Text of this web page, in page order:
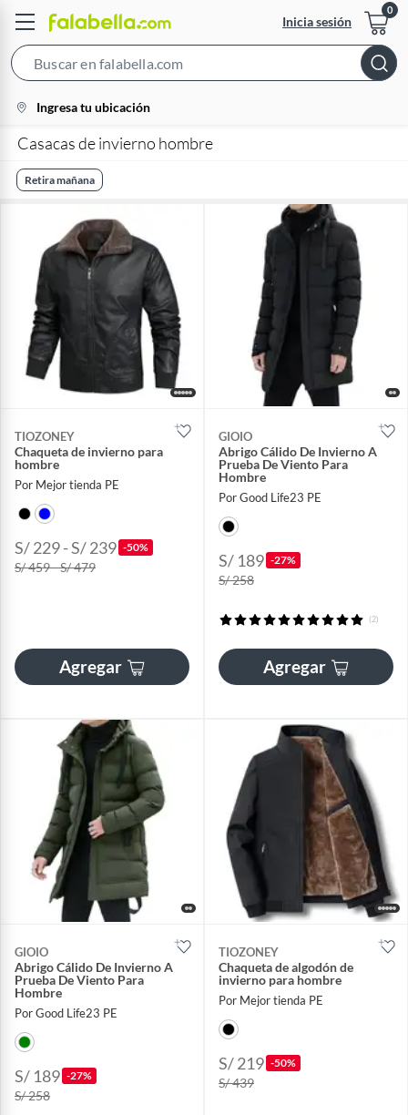
Inicia sesión
Bar
location-
icon
Ingresa tu ubicación
Casacas de invierno hombre
Retira mañana
TIOZONEY
Chaqueta de invierno para
hombre
Por Mejor tienda PE
S/ 229 - S/ 239 -50%
S/ 459 - S/ 479
Agregar
GIOIO
Abrigo Cálido De Invierno A
Prueba De Viento Para
Hombre
Por Good Life23 PE
S/ 189 -27%
S/ 258
(2)
Agregar
GIOIO
Abrigo Cálido De Invierno A
Prueba De Viento Para
Hombre
Por Good Life23 PE
S/ 189 -27%
S/ 258
TIOZONEY
Chaqueta de algodón de
invierno para hombre
Por Mejor tienda PE
S/ 219 -50%
S/ 439